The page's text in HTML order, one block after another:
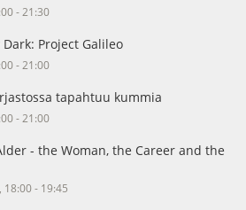
- 21:30
Project Galileo
- 21:00
tapahtuu kummia
- 21:00
- the Woman, the Career and the
18:00 - 19:45